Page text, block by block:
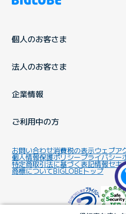
個人のお客さま
法人のお客さま
企業情報
ご利用中の方
お問い合わせ消費税の表示ウェブア
個人情報保護ポリシープライバシー
特定商取引法に基づく表記情報セキ
商標についてBIGLOBEトップ